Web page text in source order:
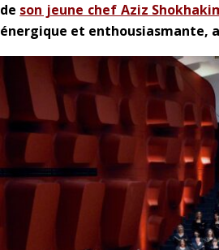
de son jeune chef Aziz
énergique et enthousiasmante,